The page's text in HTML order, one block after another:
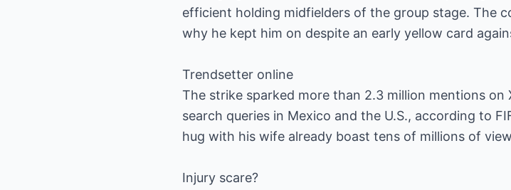
efficient holding midfielders of the group stage. The
why he kept him on despite an early yellow card
Trendsetter online
The strike sparked more than 2.3 million mentions on
search queries in Mexico and the U.S., according to
hug with his wife already boast tens of millions of
Injury scare?